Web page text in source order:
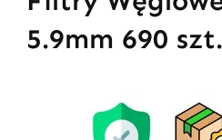
5.9mm 690 szt.